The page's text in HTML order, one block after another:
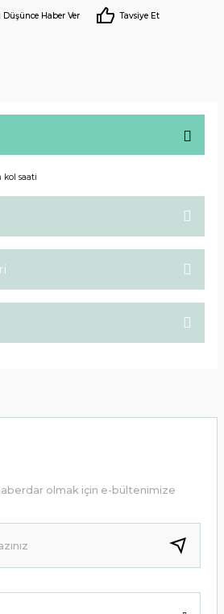
Düşünce Haber Ver Tavsiye Et
kol saati
veya görüntülenemiyor.
bulunuyor.
daha pahalı.
alternatifler olmalı.
olmak için e-bültenimize